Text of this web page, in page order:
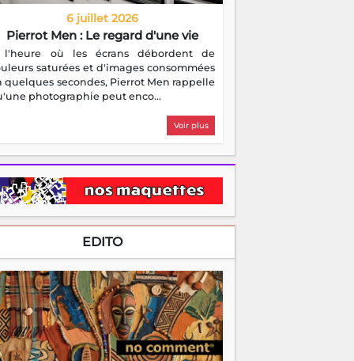
6 juillet 2026
Pierrot Men : Le regard d'une vie
l'heure où les écrans débordent de
saturées et d'images consommées
quelques secondes, Pierrot Men rappelle
photographie peut enco...
Voir plus
EDITO